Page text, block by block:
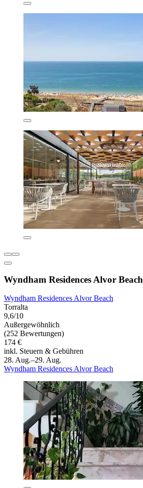
Wyndham Residences Alvor Beach
Wyndham Residences Alvor Beach
Torralta
9,6/10
Außergewöhnlich
(252 Bewertungen)
174 €
inkl. Steuern & Gebühren
28. Aug.–29. Aug.
Wyndham Residences Alvor Beach